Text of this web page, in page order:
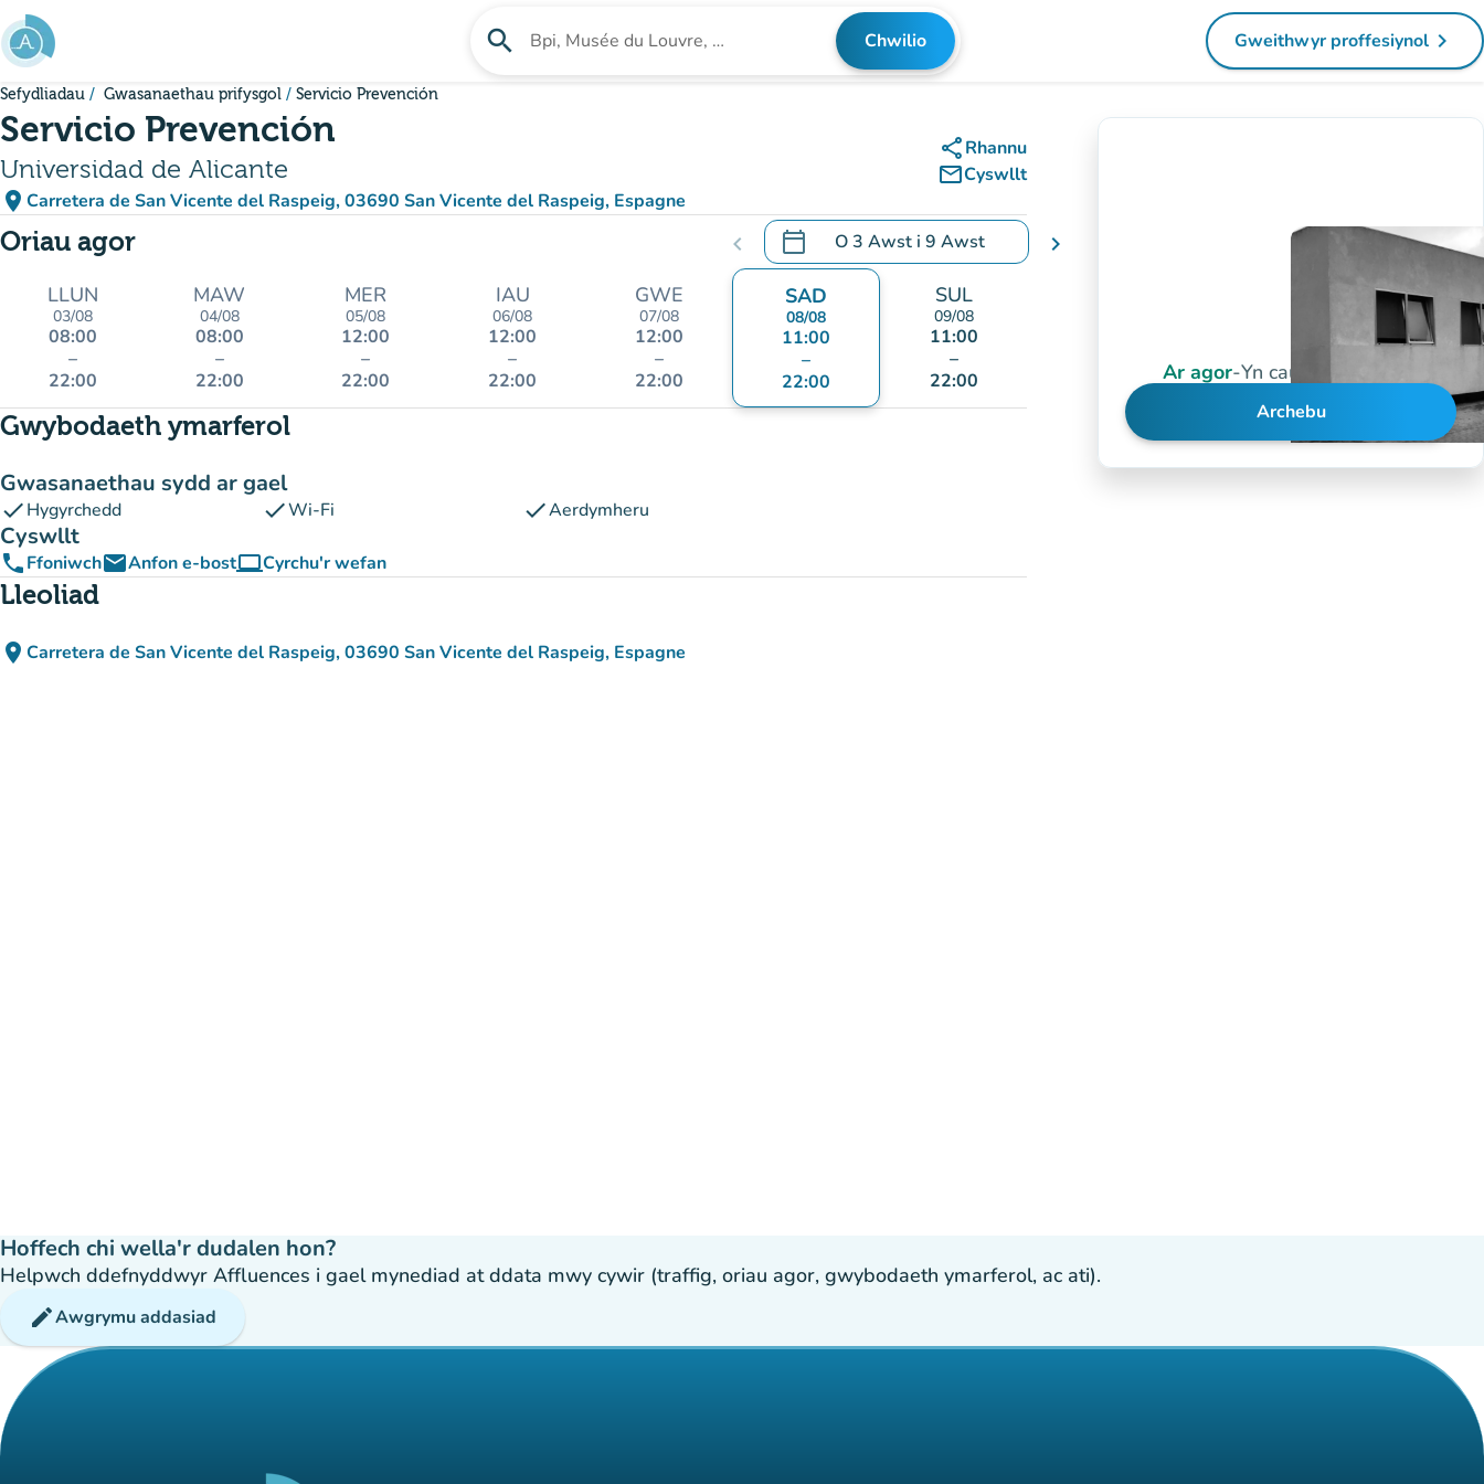
Mynd i'r prif gynnwys
search Chwilio am sefydliad Chwilio Gweithwyr proffesiynol navigate_next
(tab newydd)
Sefydliadau Gwasanaethau prifysgol Servicio Prevención
Servicio Prevención
Universidad de Alicante
place Carretera de San Vicente del Raspeig, 03690 San Vicente del Raspeig, Espagne
(agor yn Google Maps)
(tab newydd)
shareRhannu
mail_outlineCyswllt
Oriau agor chevron_left calendar_today O3 Awst i 9 Awst
.Agor y calendr i newid dyddiadau chevron_right
LLUN
03/08
08:00
–
22:00
MAW
04/08
08:00
–
22:00
MER
05/08
12:00
–
22:00
IAU
06/08
12:00
–
22:00
GWE
07/08
12:00
–
22:00
SAD
08/08
11:00
–
22:00
SUL
09/08
11:00
–
22:00
Gwybodaeth ymarferol
Gwasanaethau sydd ar gael
checkHygyrchedd checkWi-Fi checkAerdymheru
Cyswllt
phoneFfoniwchemailAnfon e-bostcomputerCyrchu'r wefan
(tab newydd)
Lleoliad
place Carretera de San Vicente del Raspeig, 03690 San Vicente del Raspeig, Espagne
(agor yn Google Maps)
(tab newydd)
Ar agor-Yn cau am 10:00 yh
Archebu
Hoffech chi wella'r dudalen hon?
Helpwch ddefnyddwyr Affluences i gael mynediad at ddata mwy cywir (traffig, oriau agor, gwybodaeth ymarferol, ac ati).
editAwgrymu addasiad